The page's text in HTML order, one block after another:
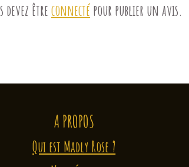
devez êtreconnectépour publier un avis.
A PROPOS
Qui est Madly Rose ?